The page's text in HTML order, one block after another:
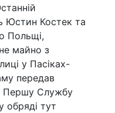
Юстин Костек та
Польщі,
майно з
у Пасіках-
передав
Першу Службу
обряді тут